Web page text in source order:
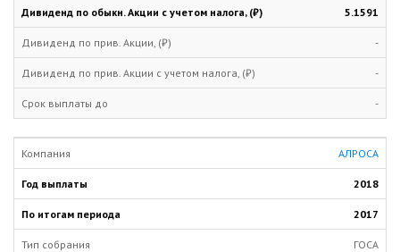
5.1591
-
-
-
АЛРОСА
2018
2017
ГОСА